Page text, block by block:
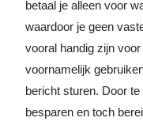
betaal je alleen voor
waardoor je geen
vooral handig zijn
voornamelijk
bericht sturen. Door
besparen en toch